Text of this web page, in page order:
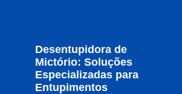
Desentupidora de
Mictório: Soluções
Especializadas para
Entupimentos